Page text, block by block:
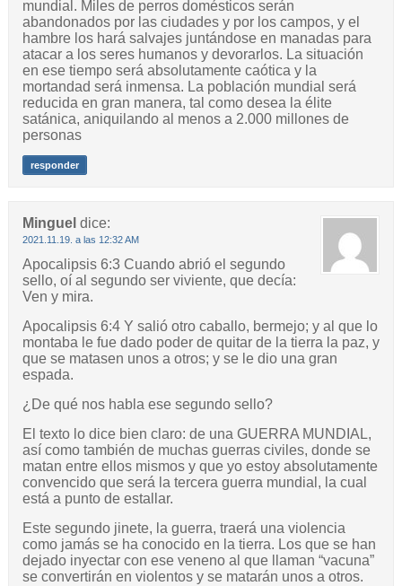
mundial. Miles de perros domésticos serán
abandonados por las ciudades y por los campos, y el
hambre los hará salvajes juntándose en manadas para
atacar a los seres humanos y devorarlos. La situación
en ese tiempo será absolutamente caótica y la
mortandad será inmensa. La población mundial será
reducida en gran manera, tal como desea la élite
satánica, aniquilando al menos a 2.000 millones de
personas
responder
Minguel dice:
2021.11.19. a las 12:32 AM
Apocalipsis 6:3 Cuando abrió el segundo
sello, oí al segundo ser viviente, que decía:
Ven y mira.
Apocalipsis 6:4 Y salió otro caballo, bermejo; y al que lo
montaba le fue dado poder de quitar de la tierra la paz, y
que se matasen unos a otros; y se le dio una gran
espada.
¿De qué nos habla ese segundo sello?
El texto lo dice bien claro: de una GUERRA MUNDIAL,
así como también de muchas guerras civiles, donde se
matan entre ellos mismos y que yo estoy absolutamente
convencido que será la tercera guerra mundial, la cual
está a punto de estallar.
Este segundo jinete, la guerra, traerá una violencia
como jamás se ha conocido en la tierra. Los que se han
dejado inyectar con ese veneno al que llaman “vacuna”
se convertirán en violentos y se matarán unos a otros.